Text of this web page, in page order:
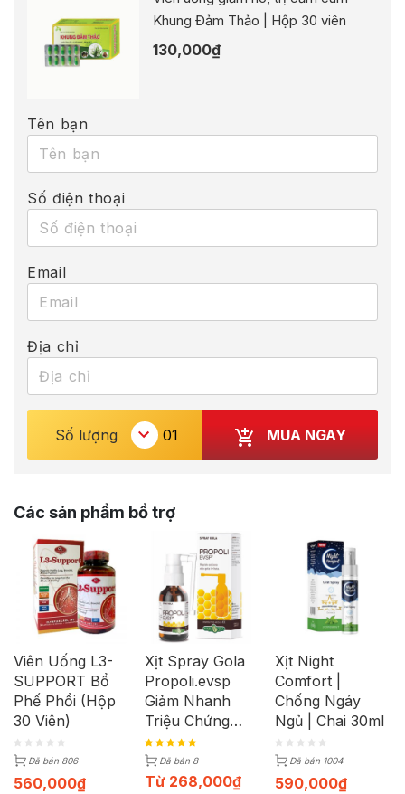
Khung Đảm Thảo | Hộp 30 viên
130,000₫
Tên bạn
Số điện thoại
Email
Địa chỉ
Số lượng MUA NGAY
Các sản phẩm bổ trợ
Viên Uống L3-
SUPPORT Bổ
Phế Phổi (Hộp
30 Viên)
Đã bán 806
560,000₫
Xịt Spray Gola
Propoli.evsp
Giảm Nhanh
Triệu Chứng
Vùng Tai Mũi
Họng (Chai
20ml)
Đã bán 8
Từ 268,000₫
Xịt Night
Comfort |
Chống Ngáy
Ngủ | Chai 30ml
Đã bán 1004
590,000₫